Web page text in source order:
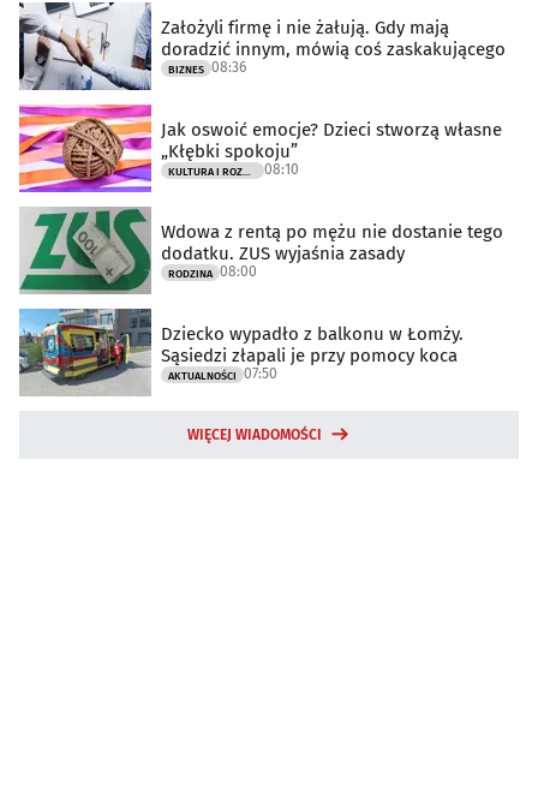
Założyli firmę i nie żałują. Gdy mają
doradzić innym, mówią coś zaskakującego
BIZNES 08:36
Jak oswoić emocje? Dzieci stworzą własne
„Kłębki spokoju”
08:10
Wdowa z rentą po mężu nie dostanie tego
dodatku. ZUS wyjaśnia zasady
RODZINA 08:00
Dziecko wypadło z balkonu w Łomży.
Sąsiedzi złapali je przy pomocy koca
AKTUALNOŚCI 07:50
WIĘCEJ WIADOMOŚCI